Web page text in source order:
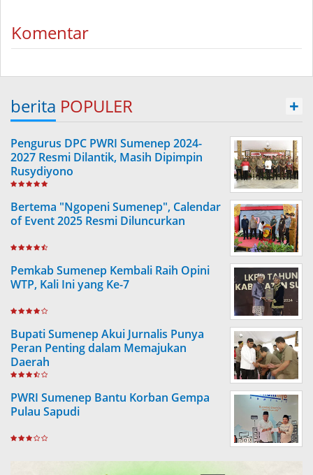
Komentar
berita POPULER +
Pengurus DPC PWRI Sumenep 2024-
2027 Resmi Dilantik, Masih Dipimpin
Rusydiyono
Bertema "Ngopeni Sumenep", Calendar
of Event 2025 Resmi Diluncurkan
Pemkab Sumenep Kembali Raih Opini
WTP, Kali Ini yang Ke-7
Bupati Sumenep Akui Jurnalis Punya
Peran Penting dalam Memajukan
Daerah
PWRI Sumenep Bantu Korban Gempa
Pulau Sapudi